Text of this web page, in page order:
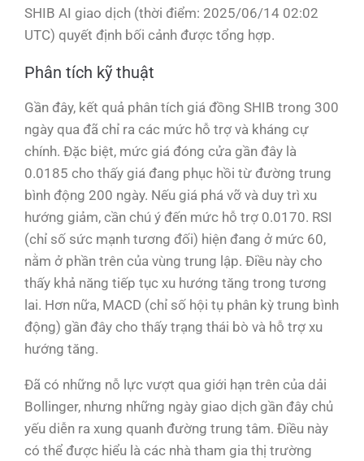
SHIB AI giao dịch (thời điểm: 2025/06/14 02:02
UTC) quyết định bối cảnh được tổng hợp.
Phân tích kỹ thuật
Gần đây, kết quả phân tích giá đồng SHIB trong 300
ngày qua đã chỉ ra các mức hỗ trợ và kháng cự
chính. Đặc biệt, mức giá đóng cửa gần đây là
0.0185 cho thấy giá đang phục hồi từ đường trung
bình động 200 ngày. Nếu giá phá vỡ và duy trì xu
hướng giảm, cần chú ý đến mức hỗ trợ 0.0170. RSI
(chỉ số sức mạnh tương đối) hiện đang ở mức 60,
nằm ở phần trên của vùng trung lập. Điều này cho
thấy khả năng tiếp tục xu hướng tăng trong tương
lai. Hơn nữa, MACD (chỉ số hội tụ phân kỳ trung bình
động) gần đây cho thấy trạng thái bò và hỗ trợ xu
hướng tăng.
Đã có những nỗ lực vượt qua giới hạn trên của dải
Bollinger, nhưng những ngày giao dịch gần đây chủ
yếu diễn ra xung quanh đường trung tâm. Điều này
có thể được hiểu là các nhà tham gia thị trường